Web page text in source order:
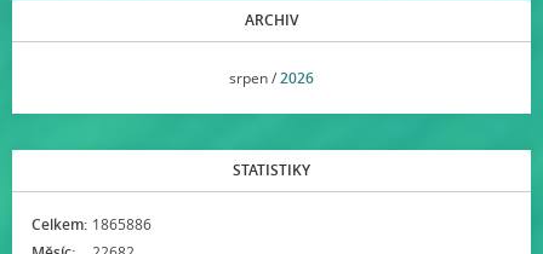
ARCHIV
srpen /2026
STATISTIKY
Celkem: 1865886